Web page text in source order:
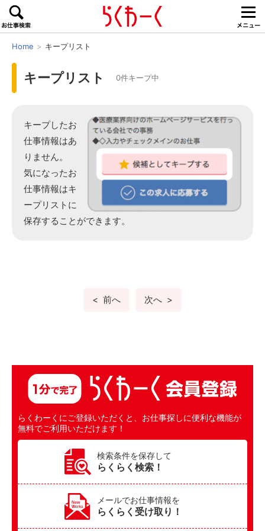
Home キープリスト
キープリスト 0件キープ中
キープしたお
仕事情報はあ
りません。
気になったお
仕事情報はキ
ープリストに
保存することができます。
前へ 次へ
らくわーくにご登録いただくと、お仕事探しに便利な機能が
無料でご利用いただけます！
検索条件を保存して
らくらく検索！
メールでお仕事情報を
らくらく受け取り！